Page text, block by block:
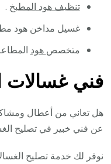
تنظيف هود المطبخ .
غسيل مداخن هود
متخصص هود
فني غسالات
هل تعاني من أعطال
عن فني خبير في تصليح
نوفر لك خدمة تصليح